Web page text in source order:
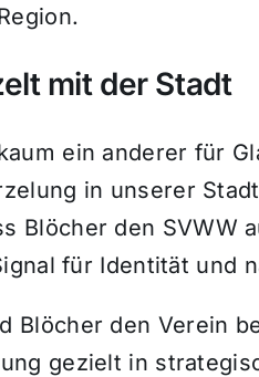
mit der Stadt
ein anderer für
in unserer
Blöcher den SVWW
für Identität und
Blöcher den Verein
gezielt in